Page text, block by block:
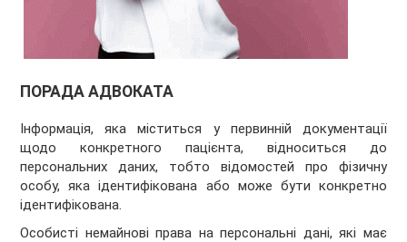
ПОРАДА АДВОКАТА
Інформація, яка міститься у первинній документації
щодо конкретного пацієнта, відноситься до
персональних даних, тобто відомостей про фізичну
особу, яка ідентифікована або може бути конкретно
ідентифікована.
Особисті немайнові права на персональні дані, які має